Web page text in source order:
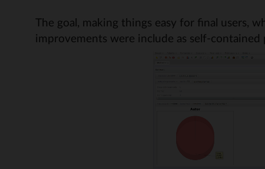
The goal, making things easy for final users,
improvements were include as self-contained